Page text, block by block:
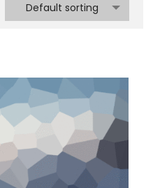
Default sorting